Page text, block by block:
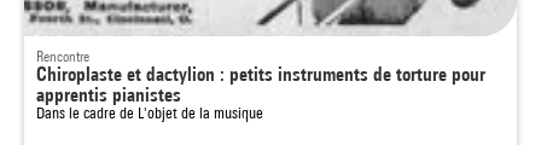
Rencontre
Chiroplaste et dactylion : petits instruments de torture pour
apprentis pianistes
Dans le cadre de L'objet de la musique